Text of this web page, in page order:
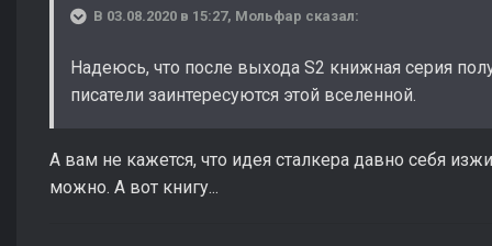
В 03.08.2020 в 15:27, Мольфар сказал:
Надеюсь, что после выхода S2 книжная серия
писатели заинтересуются этой вселенной.
А вам не кажется, что идея сталкера давно себя
можно. А вот книгу...